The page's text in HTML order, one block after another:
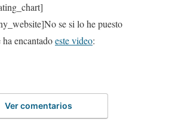
se si lo he puesto
encantadoeste video:
Ver comentarios